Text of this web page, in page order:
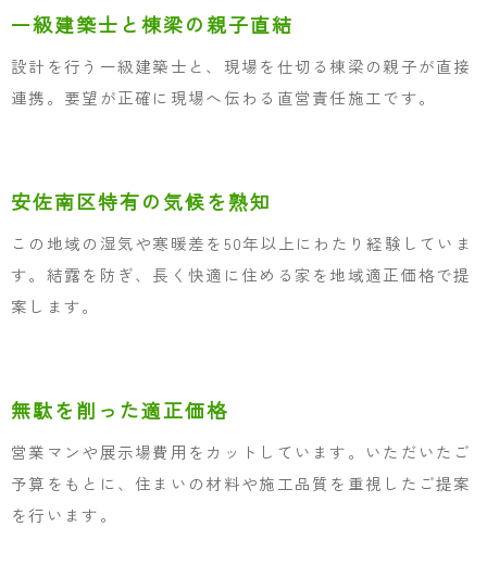
一級建築士と棟梁の親子直結
設計を行う一級建築士と、現場を仕切る棟梁の親子が直接
連携。要望が正確に現場へ伝わる直営責任施工です。
安佐南区特有の気候を熟知
この地域の湿気や寒暖差を50年以上にわたり経験していま
す。結露を防ぎ、長く快適に住める家を地域適正価格で提
案します。
無駄を削った適正価格
営業マンや展示場費用をカットしています。いただいたご
予算をもとに、住まいの材料や施工品質を重視したご提案
を行います。